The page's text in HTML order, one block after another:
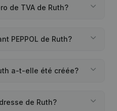
de TVA de Ruth?
PEPPOL de Ruth?
a-t-elle été créée?
de Ruth?